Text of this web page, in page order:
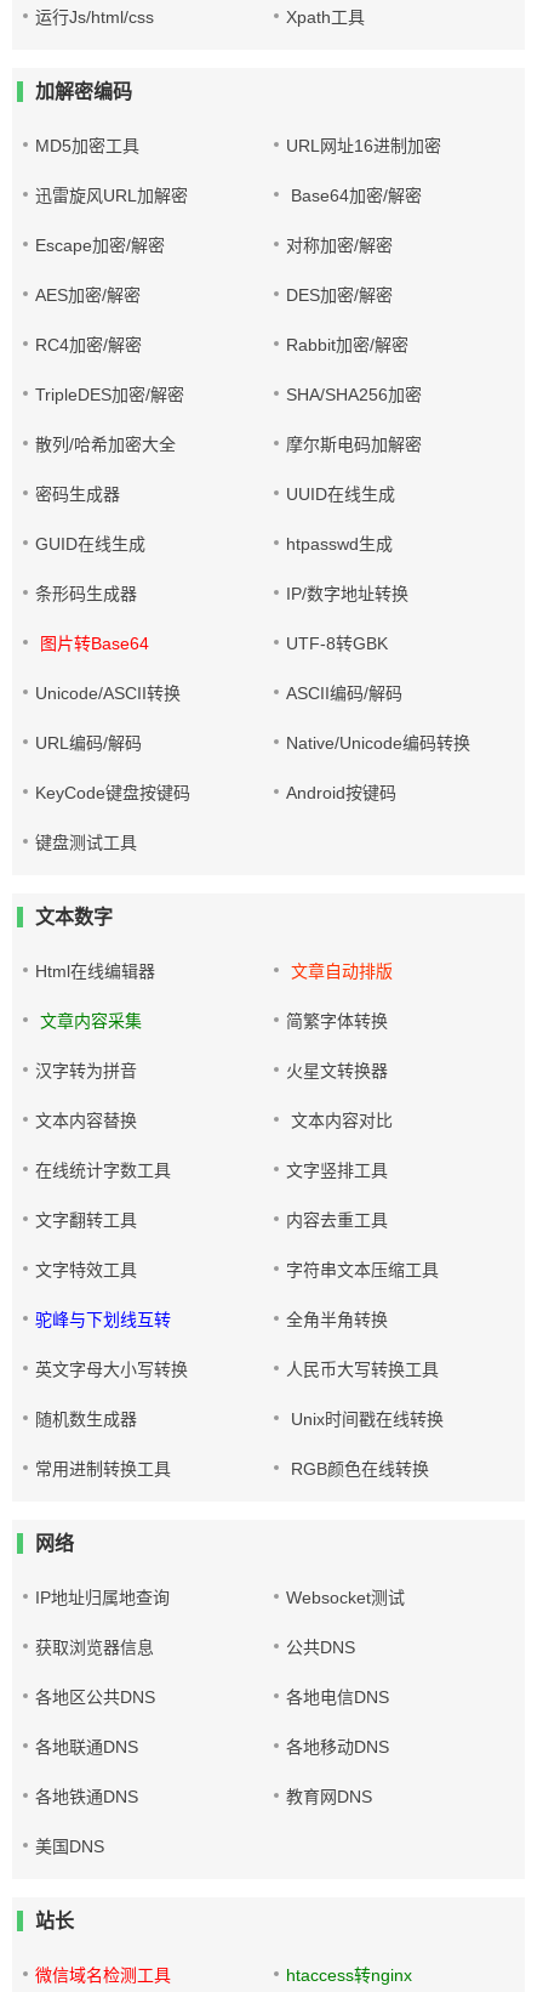
运行Js/html/css Xpath工具
加解密编码
MD5加密工具 URL网址16进制加密
迅雷旋风URL加解密 Base64加密/解密
Escape加密/解密 对称加密/解密
AES加密/解密 DES加密/解密
RC4加密/解密 Rabbit加密/解密
TripleDES加密/解密 SHA/SHA256加密
散列/哈希加密大全 摩尔斯电码加解密
密码生成器 UUID在线生成
GUID在线生成 htpasswd生成
条形码生成器 IP/数字地址转换
图片转Base64 UTF-8转GBK
Unicode/ASCII转换 ASCII编码/解码
URL编码/解码 Native/Unicode编码转换
KeyCode键盘按键码 Android按键码
键盘测试工具
文本数字
Html在线编辑器 文章自动排版
文章内容采集 简繁字体转换
汉字转为拼音 火星文转换器
文本内容替换 文本内容对比
在线统计字数工具 文字竖排工具
文字翻转工具 内容去重工具
文字特效工具 字符串文本压缩工具
驼峰与下划线互转 全角半角转换
英文字母大小写转换 人民币大写转换工具
随机数生成器 Unix时间戳在线转换
常用进制转换工具 RGB颜色在线转换
网络
IP地址归属地查询 Websocket测试
获取浏览器信息 公共DNS
各地区公共DNS 各地电信DNS
各地联通DNS 各地移动DNS
各地铁通DNS 教育网DNS
美国DNS
站长
微信域名检测工具 htaccess转nginx